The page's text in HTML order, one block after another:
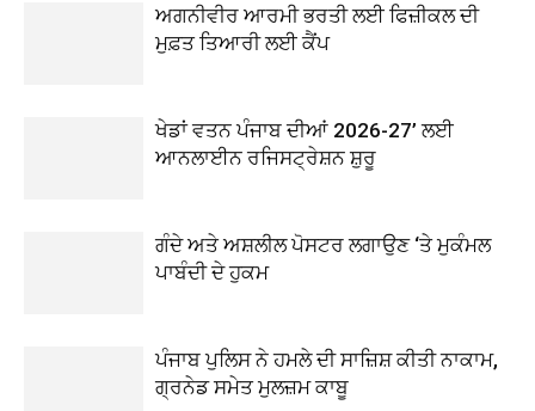
ਅਗਨੀਵੀਰ ਆਰਮੀ ਭਰਤੀ ਲਈ ਫਿਜ਼ੀਕਲ ਦੀ
ਮੁਫ਼ਤ ਤਿਆਰੀ ਲਈ ਕੈਂਪ
ਖੇਡਾਂ ਵਤਨ ਪੰਜਾਬ ਦੀਆਂ 2026-27’ ਲਈ
ਆਨਲਾਈਨ ਰਜਿਸਟ੍ਰੇਸ਼ਨ ਸ਼ੁਰੂ
ਗੰਦੇ ਅਤੇ ਅਸ਼ਲੀਲ ਪੋਸਟਰ ਲਗਾਉਣ ‘ਤੇ ਮੁਕੰਮਲ
ਪਾਬੰਦੀ ਦੇ ਹੁਕਮ
ਪੰਜਾਬ ਪੁਲਿਸ ਨੇ ਹਮਲੇ ਦੀ ਸਾਜ਼ਿਸ਼ ਕੀਤੀ ਨਾਕਾਮ,
ਗ੍ਰਨੇਡ ਸਮੇਤ ਮੁਲਜ਼ਮ ਕਾਬੂ